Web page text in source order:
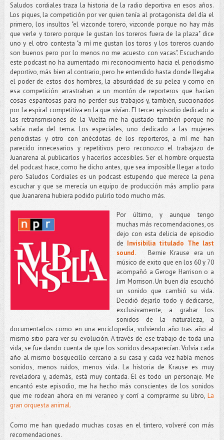
Saludos cordiales traza la historia de la radio deportiva en esos años.
Los piques, la competición por ver quien tenía al protagonista del día el
primero, los insultos "el vizconde torero, vizconde porque no hay más
que verle y torero porque le gustan los toreros fuera de la plaza" dice
uno y el otro contesta "a mí me gustan los toros y los toreros cuando
son buenos pero por lo menos no me acuesto con vacas". Escuchando
este podcast no ha aumentado mi reconocimiento hacia el periodismo
deportivo, más bien al contrario, pero he entendido hasta donde llegaba
el poder de estos dos hombres, la absurdidad de su pelea y como en
esa competición arrastraban a un montón de reporteros que hacían
cosas espantosas para no perder sus trabajos y, también, succionados
por la espiral competitiva en la que vivían. El tercer episodio dedicado a
las retransmisiones de la Vuelta me ha gustado también porque no
sabía nada del tema. Los especiales, uno dedicado a las mujeres
periodistas y otro con anécdotas de los reporteros, a mí me han
parecido innecesarios y repetitivos pero reconozco el trabajazo de
Juanarena al publicarlos y hacerlos accesibles. Ser el hombre orquesta
del podcast hace, como he dicho antes, que sea imposible llegar a todo
pero Saludos Cordiales es un podcast estupendo que merece la pena
escuchar y que se merecía un equipo de producción más amplio para
que Juanarena hubiera podido pulirlo todo mucho más.
Por último, y aunque tengo
muchas más recomendaciones, os
dejo con esta delicia de episodio
de Invisibilia titulado The last
sound.
Bernie Krause era un
músico de exito que en los 60 y 70
acompañó a Geroge Harrison o a
Jim Morrison. Un buen día escuchó
un sonido que cambió su vida.
Decidió dejarlo todo y dedicarse,
exclusivamente, a grabar los
sonidos de la naturaleza, a
documentarlos como en una enciclopedia, volviendo año tras año al
mismo sitio para ver su evolución. A través de ese trabajo de toda una
vida, se fue dando cuenta de que los sonidos desaparecían. Volvía cada
año al mismo bosquecillo cercano a su casa y cada vez había menos
sonidos, menos ruidos, menos vida. La historia de Krause es muy
reveladora y, además, está muy contada. Él es todo un personaje. Me
encantó este episodio, me ha hecho más conscientes de los sonidos
que me rodean ahora en mi veraneo y corrí a comprarme su libro,La
gran orquesta animal.
Como me han quedado muchas cosas en el tintero, volveré con más
recomendaciones.